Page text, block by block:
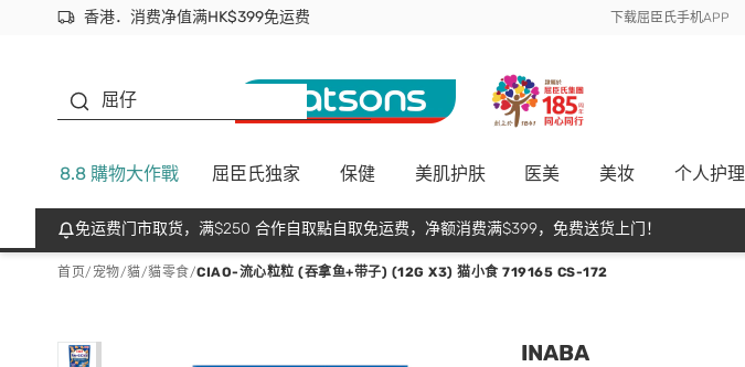
香港．消费净值满HK$399免运费
立即成为易赏钱会员尽享独家优惠
首次APP下单买满$450 输入 NEWAPP 即减$50 下载屈臣氏手机APP
屈仔
8.8 購物大作戰 屈臣氏独家 保健 美肌护肤 医美 美妆 个人护理
免运费门市取货，满$250 合作自取點自取免运费，净额消费满$399，免费送货上门！
首页/ 宠物/貓/貓零食/CIAO-流心粒粒 (吞拿鱼+带子) (12G X3) 猫小食 719165 CS-172
INABA